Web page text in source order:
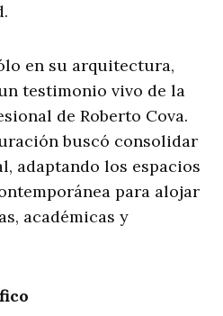
en su arquitectura,
testimonio vivo de la
de Roberto Cova.
buscó consolidar
adaptando los espacios
para alojar
académicas y